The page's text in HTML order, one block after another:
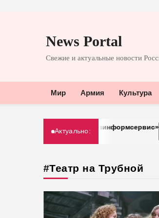
News Portal
Свежие и актуальные новости
Мир Армия Культура
Актуально:
доступом от «Газинформсервис»
#Театр на Трубной